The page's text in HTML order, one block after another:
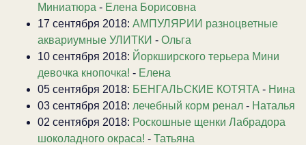
Миниатюра - Елена Борисовна
17 сентября 2018: АМПУЛЯРИИ разноцветные
аквариумные УЛИТКИ - Ольга
10 сентября 2018: Йоркширского терьера Мини
девочка кнопочка! - Елена
05 сентября 2018: БЕНГАЛЬСКИЕ КОТЯТА - Нина
03 сентября 2018: лечебный корм ренал - Наталья
02 сентября 2018: Роскошные щенки Лабрадора
шоколадного окраса! - Татьяна